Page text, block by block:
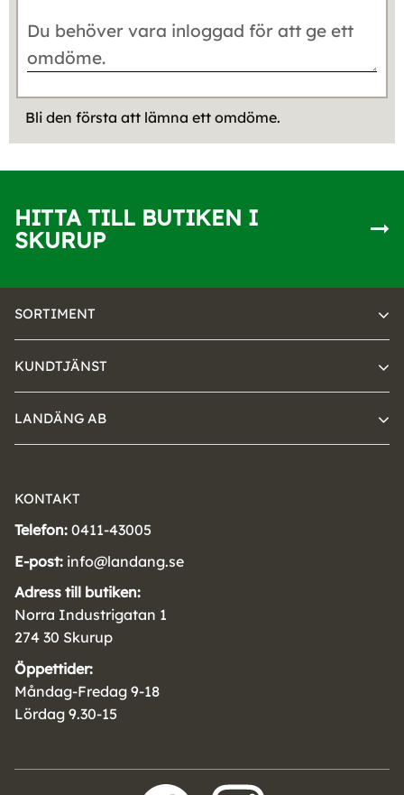
Bli den första att lämna ett omdöme.
HITTA TILL BUTIKEN I
SKURUP
SORTIMENT
KUNDTJÄNST
LANDÄNG AB
KONTAKT
Telefon: 0411-43005
E-post: info@landang.se
Adress till butiken:
Norra Industrigatan 1
274 30 Skurup
Öppettider:
Måndag-Fredag 9-18
Lördag 9.30-15